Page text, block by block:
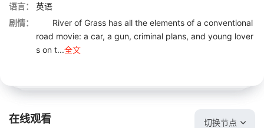
语言：
英语
剧情：
River of Grass has all the elements of a conventional
road movie: a car, a gun, criminal plans, and young lover
s on t...全文
在线观看 切换节点